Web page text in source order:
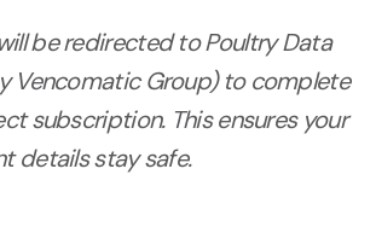
be redirected to Poultry Data
Vencomatic Group) to complete
subscription. This ensures your
details stay safe.